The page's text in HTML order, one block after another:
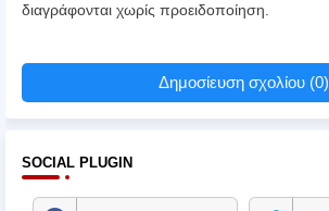
διαγράφονται χωρίς προειδοποίηση.
Δημοσίευση σχολίου (0)
SOCIAL PLUGIN